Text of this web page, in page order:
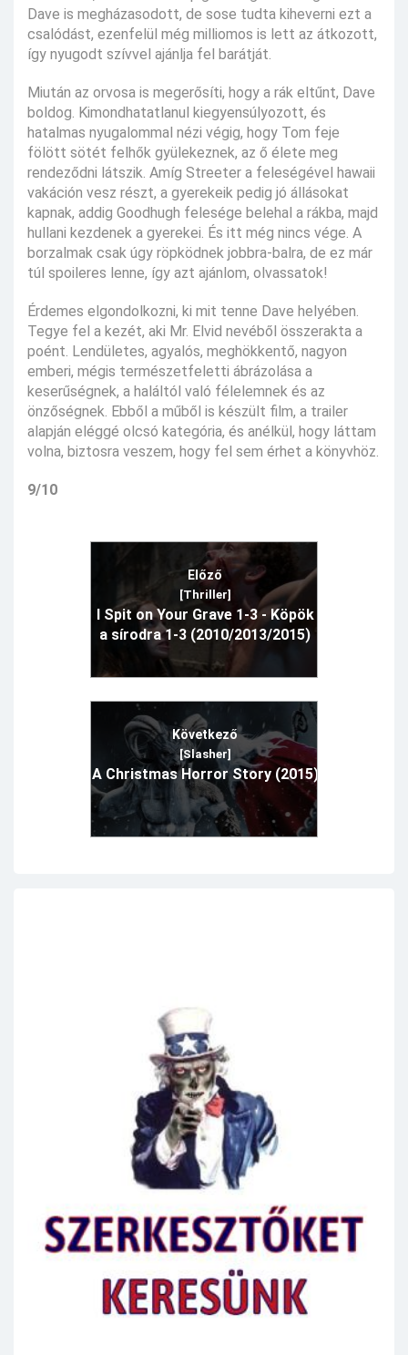
Dave is megházasodott, de sose tudta kiheverni ezt a
csalódást, ezenfelül még milliomos is lett az átkozott,
így nyugodt szívvel ajánlja fel barátját.
Miután az orvosa is megerősíti, hogy a rák eltűnt, Dave
boldog. Kimondhatatlanul kiegyensúlyozott, és
hatalmas nyugalommal nézi végig, hogy Tom feje
fölött sötét felhők gyülekeznek, az ő élete meg
rendeződni látszik. Amíg Streeter a feleségével hawaii
vakáción vesz részt, a gyerekeik pedig jó állásokat
kapnak, addig Goodhugh felesége belehal a rákba, majd
hullani kezdenek a gyerekei. És itt még nincs vége. A
borzalmak csak úgy röpködnek jobbra-balra, de ez már
túl spoileres lenne, így azt ajánlom, olvassatok!
Érdemes elgondolkozni, ki mit tenne Dave helyében.
Tegye fel a kezét, aki Mr. Elvid nevéből összerakta a
poént. Lendületes, agyalós, meghökkentő, nagyon
emberi, mégis természetfeletti ábrázolása a
keserűségnek, a haláltól való félelemnek és az
önzőségnek. Ebből a műből is készült film, a trailer
alapján eléggé olcsó kategória, és anélkül, hogy láttam
volna, biztosra veszem, hogy fel sem érhet a könyvhöz.
9/10
Előző
[Thriller]
I Spit on Your Grave 1-3 - Köpök
a sírodra 1-3 (2010/2013/2015)
Következő
[Slasher]
A Christmas Horror Story (2015)